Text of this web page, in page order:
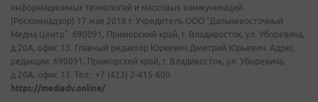
информационных технологий и массовых коммуникаций
(Роскомнадзор) 17 мая 2018 г. Учредитель ООО "Дальневосточный
Медиа Центр". 690091, Приморский край, г. Владивосток, ул. Уборевича,
д.20А, офис 13. Главный редактор Юркевич Дмитрий Юрьевич. Адрес
редакции: 690091, Приморский край, г. Владивосток, ул. Уборевича,
д.20А, офис 13. Тел.: +7 (423) 2-415-600.
https://mediadv.online/